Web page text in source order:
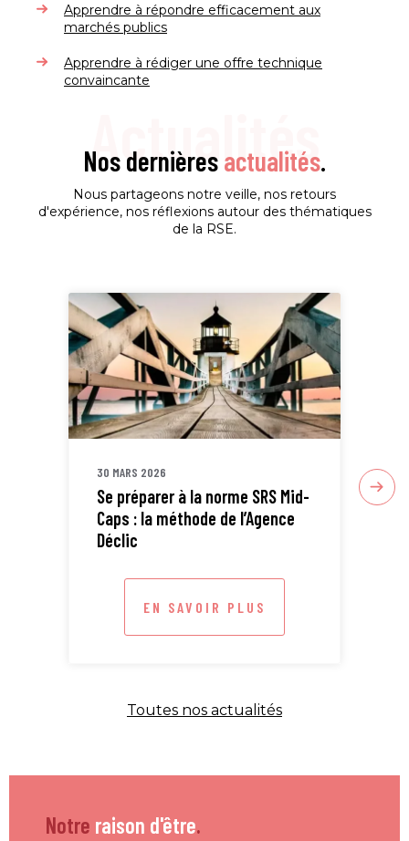
Apprendre à répondre efficacement aux
marchés publics
Apprendre à rédiger une offre technique
convaincante
Actualités
Nos dernièresactualités.
Nous partageons notre veille, nos retours
d'expérience, nos réflexions autour des thématiques
de la RSE.
30 MARS 2026
Se préparer à la norme SRS Mid-
Caps : la méthode de l’Agence
Déclic
EN SAVOIR PLUS
30
Toutes nos actualités
Notre raison d'être.